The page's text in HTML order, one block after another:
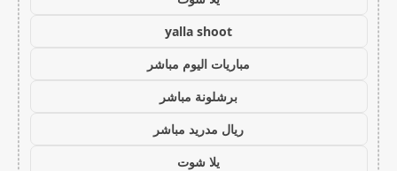
yalla shoot
مباريات اليوم مباشر
برشلونة مباشر
ريال مدريد مباشر
يلا شوت